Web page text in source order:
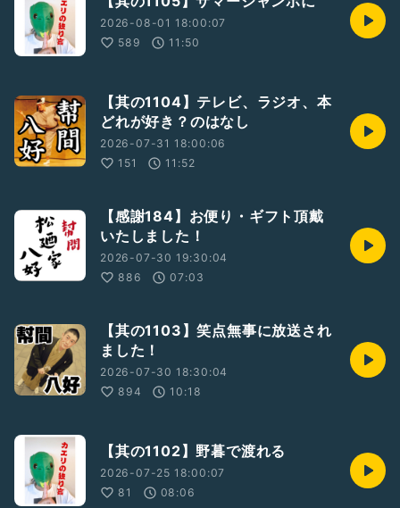
#魔笛
#福島
#扇生 師匠
2026-08-01 18:00:07
589
11:50
【其の1104】テレビ、ラジオ、本
どれが好き？のはなし
2026-07-31 18:00:06
151
11:52
【感謝184】お便り・ギフト頂戴
いたしました！
2026-07-30 19:30:04
886
07:03
【其の1103】笑点無事に放送され
ました！
2026-07-30 18:30:04
894
10:18
【其の1102】野暮で渡れる
2026-07-25 18:00:07
81
08:06